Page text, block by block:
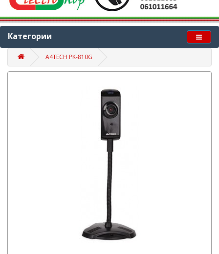
Категории
A4TECH PK-810G